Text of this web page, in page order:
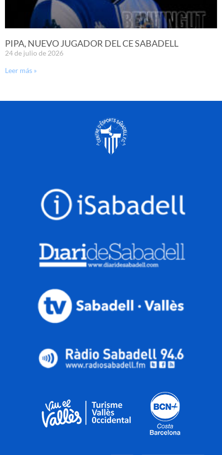
PIPA, NUEVO JUGADOR DEL CE SABADELL
24 de julio de 2026
Leer más »